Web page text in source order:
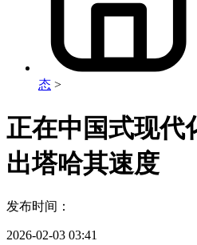
态 >
正在中国式现代
出塔哈其速度
发布时间：
2026-02-03 03:41